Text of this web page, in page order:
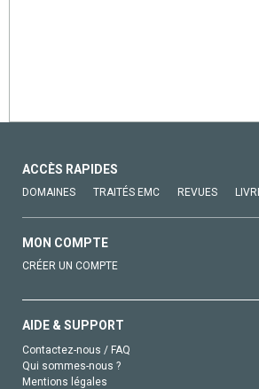
ACCÈS RAPIDES
DOMAINES TRAITÉS EMC REVUES
MON COMPTE
CRÉER UN COMPTE
AIDE & SUPPORT
Contactez-nous / FAQ
Qui sommes-nous ?
Mentions légales